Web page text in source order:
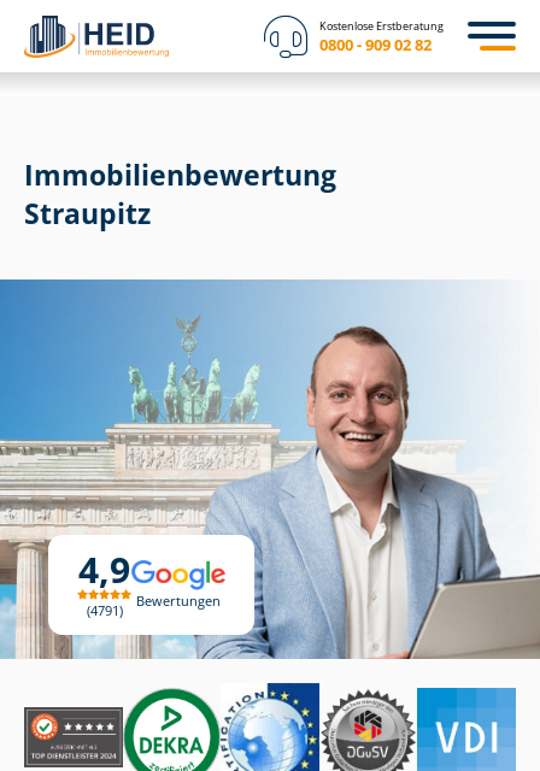
Kostenlose Erstberatung
0800 - 909 02 82
4,9
4791
Bewertungen
Immobilien­bewertung
Straupitz